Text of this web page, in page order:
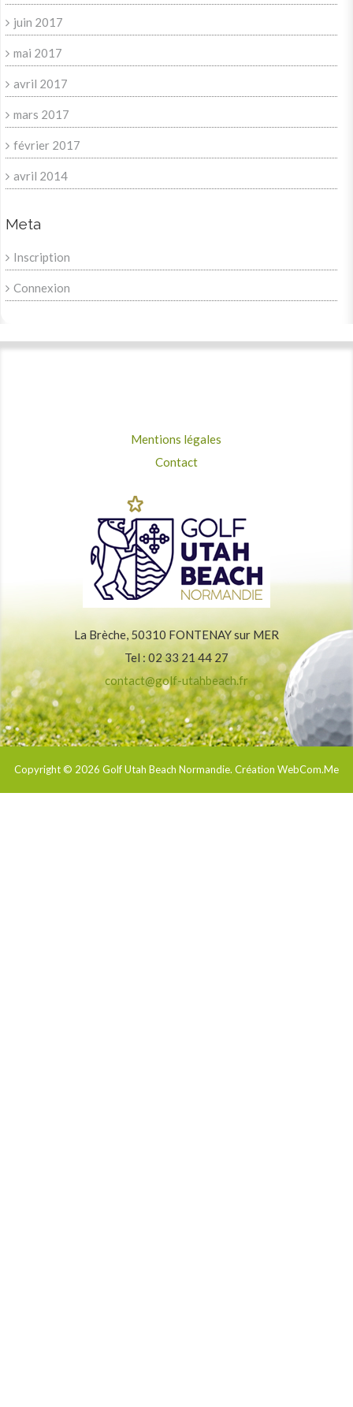
juin 2017
mai 2017
avril 2017
mars 2017
février 2017
avril 2014
Meta
Inscription
Connexion
Mentions légales
Contact
La Brèche, 50310 FONTENAY sur MER
Tel : 02 33 21 44 27
contact@golf-utahbeach.fr
Copyright © 2026 Golf Utah Beach Normandie. Création WebCom.Me